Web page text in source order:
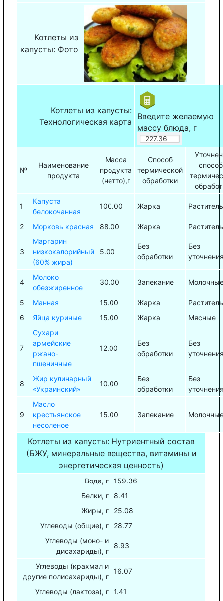
Котлеты из
капусты: Фото
Котлеты из капусты:
Технологическая карта
Введите желаемую
массу блюда, г
№
Наименование
продукта
Масса
продукта
(нетто),г
Способ
термической
обработки
1
Капуста
белокочанная
100.00 Жарка
2 Морковь красная 88.00 Жарка
3
Маргарин
низкокалорийный
(60% жира)
5.00
Без
обработки
Без
уточнения
4
Молоко
обезжиренное
30.00 Запекание Молочные
5 Манная 15.00 Жарка
6
Яйца куриные 15.00 Жарка Мясные
7
Сухари
армейские
ржано-
пшеничные
12.00
Без
обработки
Без
уточнения
8
Жир кулинарный
«Украинский»
10.00
Без
обработки
Без
уточнения
9
Масло
крестьянское
несоленое
15.00 Запекание Молочные
Котлеты из капусты: Нутриентный состав
(БЖУ, минеральные вещества, витамины и
энергетическая ценность)
Вода, г
159.36
Белки, г
8.41
Жиры, г
25.08
Углеводы (общие), г
28.77
Углеводы (моно- и
дисахариды), г
8.93
Углеводы (крахмал и
другие полисахариды), г
16.07
Углеводы (лактоза), г 1.41